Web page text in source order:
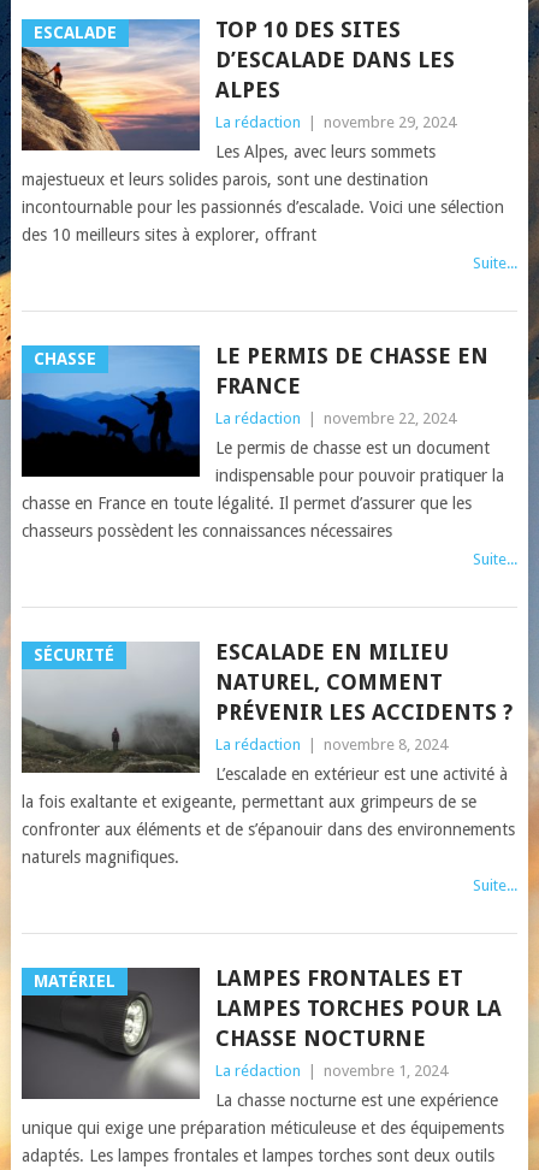
ESCALADE
TOP 10 DES SITES
D’ESCALADE DANS LES
ALPES
La rédaction novembre 29, 2024
Les Alpes, avec leurs sommets
majestueux et leurs solides parois, sont une destination
incontournable pour les passionnés d’escalade. Voici une sélection
des 10 meilleurs sites à explorer, offrant
Suite...
CHASSE
LE PERMIS DE CHASSE EN
FRANCE
La rédaction novembre 22, 2024
Le permis de chasse est un document
indispensable pour pouvoir pratiquer la
chasse en France en toute légalité. Il permet d’assurer que les
chasseurs possèdent les connaissances nécessaires
Suite...
SÉCURITÉ
ESCALADE EN MILIEU
NATUREL, COMMENT
PRÉVENIR LES ACCIDENTS ?
La rédaction novembre 8, 2024
L’escalade en extérieur est une activité à
la fois exaltante et exigeante, permettant aux grimpeurs de se
confronter aux éléments et de s’épanouir dans des environnements
naturels magnifiques.
Suite...
MATÉRIEL
LAMPES FRONTALES ET
LAMPES TORCHES POUR LA
CHASSE NOCTURNE
La rédaction novembre 1, 2024
La chasse nocturne est une expérience
unique qui exige une préparation méticuleuse et des équipements
adaptés. Les lampes frontales et lampes torches sont deux outils